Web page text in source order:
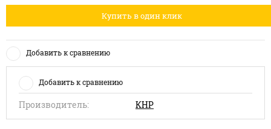
Купить в один клик
Добавить к сравнению
Добавить к сравнению
Производитель: КНР